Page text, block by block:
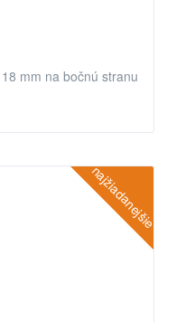
mm na bočnú stranu
najžiadanejšie